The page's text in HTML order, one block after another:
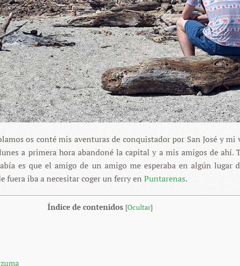
os conté mis aventuras de conquistador por San José y
a primera hora abandoné la capital y a mis amigos de ahí.
es que el amigo de un amigo me esperaba en algún lugar
fuera iba a necesitar coger un ferry en Puntarenas.
Índice de contenidos [Ocultar]